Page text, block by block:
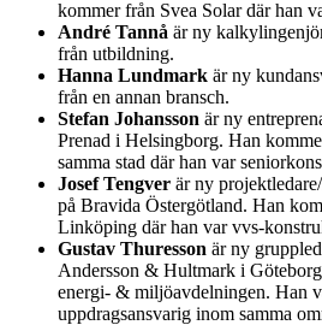
kommer från Svea Solar där han
André Tannå är ny
från utbildning.
Hanna Lundmark är ny
från en annan bransch.
Stefan Johansson är ny
Prenad i Helsingborg. Han
samma stad där han var
Josef Tengver är ny
på Bravida Östergötland. Han
Linköping där han var vvs-
Gustav Thuresson är ny
Andersson & Hultmark i
energi- & miljöavdelningen. Han
uppdragsansvarig inom samma